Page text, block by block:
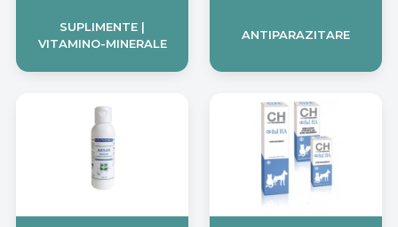
SUPLIMENTE |
VITAMINO-MINERALE
ANTIPARAZITARE